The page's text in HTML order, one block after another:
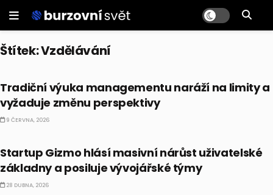
Štítek:Vzdělávání
Tradiční výuka managementu naráží na limity a
vyžaduje změnu perspektivy
9 ČERVNA, 2026
Startup Gizmo hlásí masivní nárůst uživatelské
základny a posiluje vývojářské týmy
28 DUBNA, 2026